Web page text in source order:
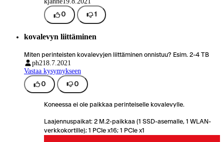
0 1
kovalevyn liittäminen
Miten perinteisten kovalevyjen liittäminen onnistuu? Esim. 2-4 TB
ph218.7.2021
Vastaa kysymykseen
0 0
Koneessa ei ole paikkaa perinteiselle kovalevylle.
Laajennuspaikat: 2 M.2-paikkaa (1 SSD-asemalle, 1 WLAN-
verkkokortille); 1 PCIe x16; 1 PCIe x1